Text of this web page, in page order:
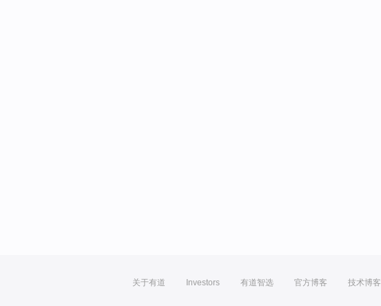
关于有道 Investors 有道智选 官方博客 技术博客